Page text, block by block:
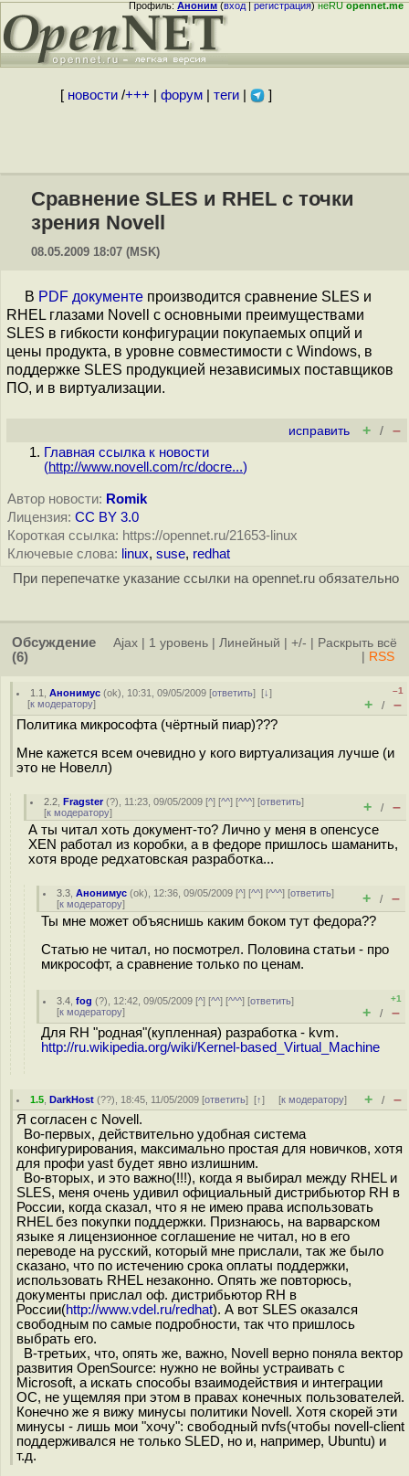
Профиль:Аноним(вход|регистрация)неRUopennet.me
[ новости/+++ форум| теги| ]
Сравнение SLES и RHEL с точки
зрения Novell
08.05.2009 18:07 (MSK)
В PDF документе производится сравнение SLES и
RHEL глазами Novell c основными преимуществами
SLES в гибкости конфигурации покупаемых опций и
цены продукта, в уровне совместимости с Windows, в
поддержке SLES продукцией независимых поставщиков
ПО, и в виртуализации.
исправить + / –
Главная ссылка к новости
(http://www.novell.com/rc/docre...)
Автор новости: Romik
Лицензия: CC BY 3.0
Короткая ссылка: https://opennet.ru/21653-linux
Ключевые слова: linux, suse, redhat
При перепечатке указание ссылки на opennet.ru обязательно
Обсуждение
(6)
Ajax 1 уровень Линейный +/-
Раскрыть всё
RSS
1.1 ,Анонимус (ok), 10:31, 09/05/2009 [ответить][↓]
[к модератору]
–1
+ / –
Политика микрософта (чёртный пиар)???
Мне кажется всем очевидно у кого виртуализация лучше (и
это не Новелл)
2.2 ,Fragster(?), 11:23, 09/05/2009 [^] [^^] [^^^] [ответить]
[к модератору] + / –
А ты читал хоть документ-то? Лично у меня в опенсусе
XEN работал из коробки, а в федоре пришлось шаманить,
хотя вроде редхатовская разработка...
3.3 ,Анонимус (ok), 12:36, 09/05/2009 [^] [^^] [^^^] [ответить]
[к модератору] + / –
Ты мне может объяснишь каким боком тут федора??
Статью не читал, но посмотрел. Половина статьи - про
микрософт, а сравнение только по ценам.
3.4 ,fog (?), 12:42, 09/05/2009 [^] [^^] [^^^] [ответить]
[к модератору]
+1
+ / –
Для RH "родная"(купленная) разработка - kvm.
http://ru.wikipedia.org/wiki/Kernel-based_Virtual_Machine
1.5 ,DarkHost (??), 18:45, 11/05/2009 [ответить][↑] [к модератору] + / –
Я согласен с Novell.
Во-первых, действительно удобная система
конфигурирования, максимально простая для новичков, хотя
для профи yast будет явно излишним.
Во-вторых, и это важно(!!!), когда я выбирал между RHEL и
SLES, меня очень удивил официальный дистрибьютор RH в
России, когда сказал, что я не имею права использовать
RHEL без покупки поддержки. Признаюсь, на варварском
языке я лицензионное соглашение не читал, но в его
переводе на русский, который мне прислали, так же было
сказано, что по истечению срока оплаты поддержки,
использовать RHEL незаконно. Опять же повторюсь,
документы прислал оф. дистрибьютор RH в
России(http://www.vdel.ru/redhat). А вот SLES оказался
свободным по самые подробности, так что пришлось
выбрать его.
В-третьих, что, опять же, важно, Novell верно поняла вектор
развития OpenSource: нужно не войны устраивать с
Microsoft, а искать способы взаимодействия и интеграции
ОС, не ущемляя при этом в правах конечных пользователей.
Конечно же я вижу минусы политики Novell. Хотя скорей эти
минусы - лишь мои "хочу": свободный nvfs(чтобы novell-client
поддерживался не только SLED, но и, например, Ubuntu) и
т.д.